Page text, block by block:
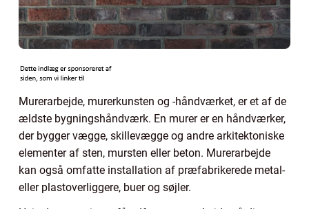
Murerarbejde, murerkunsten og -håndværket, er et af de
ældste bygningshåndværk. En murer er en håndværker,
der bygger vægge, skillevægge og andre arkitektoniske
elementer af sten, mursten eller beton. Murerarbejde
kan også omfatte installation af præfabrikerede metal-
eller plastoverliggere, buer og søjler.